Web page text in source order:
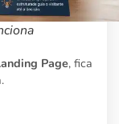
Page, fica